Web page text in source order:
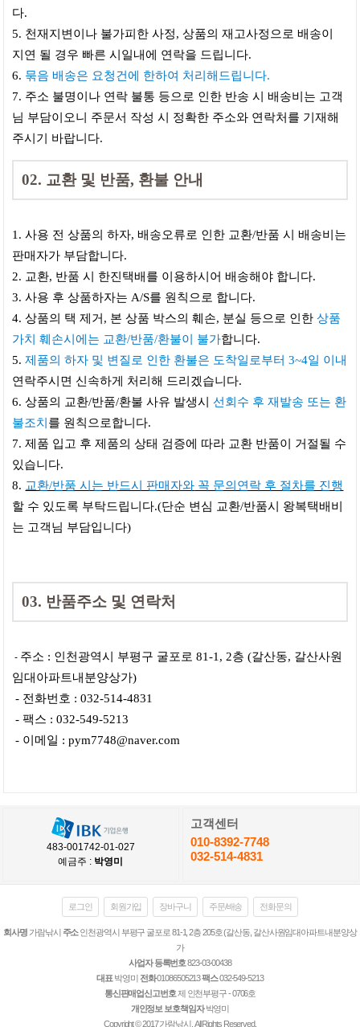
다.
5. 천재지변이나 불가피한 사정, 상품의 재고사정으로 배송이
지연 될 경우 빠른 시일내에 연락을 드립니다.
6. 묶음 배송은 요청건에 한하여 처리해드립니다.
7. 주소 불명이나 연락 불통 등으로 인한 반송 시 배송비는 고객
님 부담이오니 주문서 작성 시 정확한 주소와 연락처를 기재해
주시기 바랍니다.
02. 교환 및 반품, 환불 안내
1. 사용 전 상품의 하자, 배송오류로 인한 교환/반품 시 배송비는
판매자가 부담합니다.
2. 교환, 반품 시 한진택배를 이용하시어 배송해야 합니다.
3. 사용 후 상품하자는 A/S를 원칙으로 합니다.
4. 상품의 택 제거, 본 상품 박스의 훼손, 분실 등으로 인한상품
가치 훼손시에는 교환/반품/환불이 불가합니다.
5.제품의 하자 및 변질로 인한 환불은 도착일로부터 3~4일 이내
연락주시면 신속하게 처리해 드리겠습니다.
6. 상품의 교환/반품/환불 사유 발생시선회수 후 재발송 또는 환
불조치 를 원칙으로합니다.
7. 제품 입고 후 제품의 상태 검증에 따라 교환 반품이 거절될 수
있습니다.
8. 교환/반품 시는 반드시 판매자와 꼭 문의연락 후 절차를 진행
할 수 있도록 부탁드립니다.(단순 변심 교환/반품시 왕복택배비
는 고객님 부담입니다)
03. 반품주소 및 연락처
- 주소 : 인천광역시 부평구 굴포로 81-1, 2층 (갈산동, 갈산사원
임대아파트내분양상가)
- 전화번호 : 032-514-4831
- 팩스 : 032-549-5213
- 이메일 :pym7748@naver.com
483-001742-01-027
예금주 : 박영미
고객센터
010-8392-7748
032-514-4831
로그인 회원가입 장바구니 주문/배송 전화문의
회사명 가람낚시 주소인천광역시 부평구 굴포로 81-1, 2층 205호 (갈산동, 갈산사원임대아파트내분양상
가
사업자 등록번호823-03-00438
대표 박영미 전화01086505213팩스032-549-5213
통신판매업신고번호제 인천부평구 - 0706호
개인정보 보호책임자박영미
Copyright © 2017 가람낚시. All Rights Reserved.